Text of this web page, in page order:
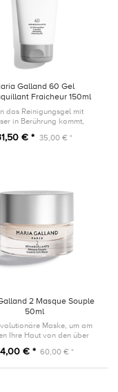
Galland 60 Gel
Fraicheur 150ml
das Reinigungsgel mit
in Berührung kommt,
Reinigungsschaum,
€ * 35,00 € *
2 Masque Souple
50ml
Maske, um am
Ihre Haut von den über
zu reinigen.
€ * 60,00 € *